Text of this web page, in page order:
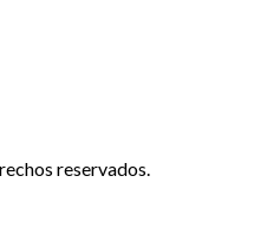
reservados.